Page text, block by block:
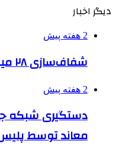
دیگر اخبار
2 هفته پیش
شفاف‌سازی ۲۸ میلیارد یورو تعهدات ارزی
2 هفته پیش
دستگیری شبکه
معاند توسط